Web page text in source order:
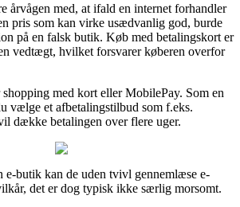
årvågen med, at ifald en internet forhandler
pris som kan virke usædvanlig god, burde
på en falsk butik. Køb med betalingskort er
vedtægt, hvilket forsvarer køberen overfor
med kort eller MobilePay. Som en
vælge et afbetalingstilbud som f.eks.
dække betalingen over flere uger.
e-butik kan de uden tvivl gennemlæse e-
det er dog typisk ikke særlig morsomt.